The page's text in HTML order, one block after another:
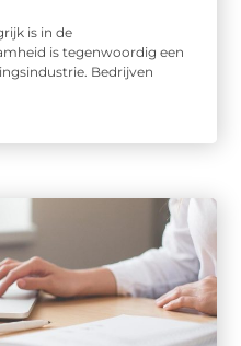
is in de
is tegenwoordig een
Bedrijven